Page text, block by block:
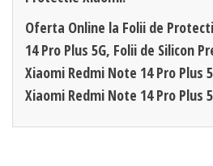
Oferta Online la Folii de
14 Pro Plus 5G, Folii de Silicon
Xiaomi Redmi Note 14 Pro Plus
Xiaomi Redmi Note 14 Pro Plus